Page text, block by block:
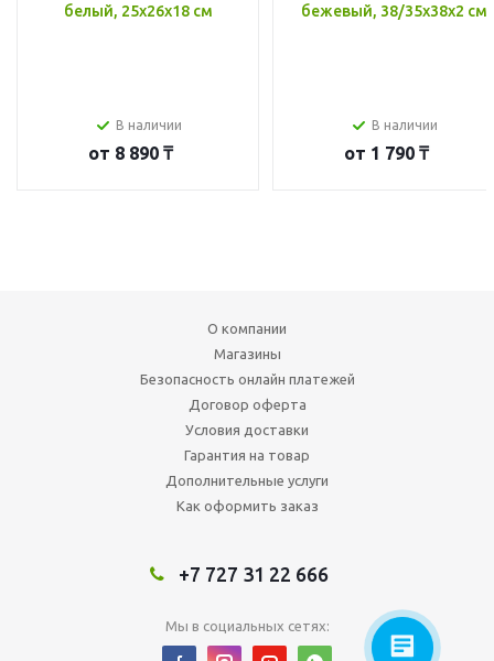
белый, 25x26x18 см
В наличии
от 8 890 ₸
бежевый, 38/35x38x2 см
В наличии
от 1 790 ₸
О компании
Магазины
Безопасность онлайн платежей
Договор оферта
Условия доставки
Гарантия на товар
Дополнительные услуги
Как оформить заказ
+7 727 31 22 666
Мы в социальных сетях: